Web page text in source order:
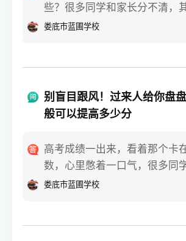
些？很多同学和家长分不清，
少正规私立中学，比如郴州明
中学有哪些，核心还是想选适
配对的升学方式。二、单招和
度差太多高考是全国统一考试
拼的是硬实力。单招是各省单
3-4月考试，比高考早两三个
课+专业技能，难度低不少。
娄底市蓝圃学校
别盲目跟风！过来人给你盘
般可以提高多少分
高考成绩一出来，看着那个卡
数，心里憋着一口气，很多同
反应就是：回去再拼一年。可
娄底市蓝圃学校